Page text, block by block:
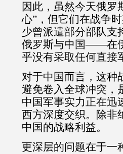
因此，虽然今天俄罗
心” ，但它们在战争
少曾派遣部分部队支
俄罗斯与中国——在
乎没有采取任何直接
对于中国而言，这种
避免卷入全球冲突，
中国军事实力正在迅
西方深度交织。除非
中国的战略利益。
更深层的问题在于一